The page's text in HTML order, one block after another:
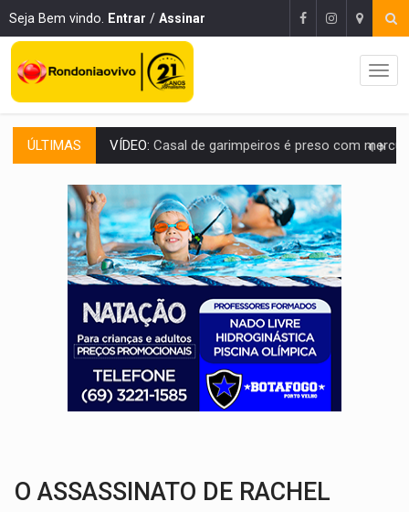
Seja Bem vindo. Entrar / Assinar
ÚLTIMAS EDUCAÇÃO BÁSICA:Ideb avança nos anos iniciais do ensino
CONTA DIFÍCIL:Com as novidades na corrida ao Senado as contas
CH4C1NA:Disputa entre PCC e CV deixa dez mortos em cinco
IMUNIZAÇÃO:Prefeitura inicia campanha de multivacinação para crianças
Draco faz operação para prender faccionados que atacaram
TRAFICANTE PRESO:Operação Brasil Contra o Crime apreende quase meia
SUPER EL NIÑO:Trabalho inédito vai garantir água potável para
FAMÍLIA MORREU:Identificadas as cinco vítimas de acidente na BR-364,
O ASSASSINATO DE RACHEL